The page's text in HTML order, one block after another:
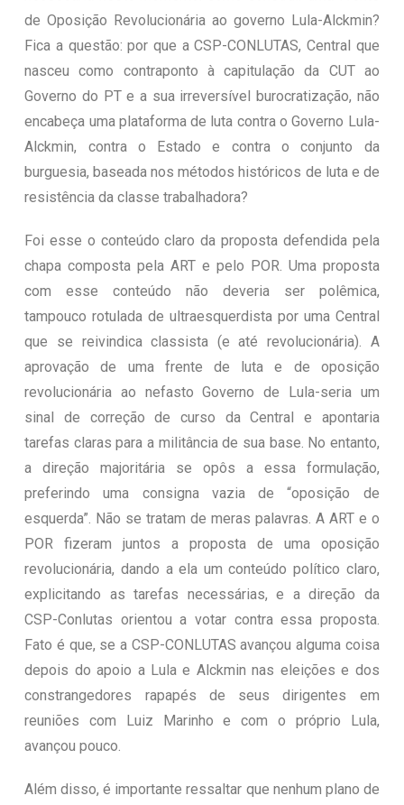
de Oposição Revolucionária ao governo Lula-Alckmin?
Fica a questão: por que a CSP-CONLUTAS, Central que
nasceu como contraponto à capitulação da CUT ao
Governo do PT e a sua irreversível burocratização, não
encabeça uma plataforma de luta contra o Governo Lula-
Alckmin, contra o Estado e contra o conjunto da
burguesia, baseada nos métodos históricos de luta e de
resistência da classe trabalhadora?
Foi esse o conteúdo claro da proposta defendida pela
chapa composta pela ART e pelo POR. Uma proposta
com esse conteúdo não deveria ser polêmica,
tampouco rotulada de ultraesquerdista por uma Central
que se reivindica classista (e até revolucionária). A
aprovação de uma frente de luta e de oposição
revolucionária ao nefasto Governo de Lula-seria um
sinal de correção de curso da Central e apontaria
tarefas claras para a militância de sua base. No entanto,
a direção majoritária se opôs a essa formulação,
preferindo uma consigna vazia de “oposição de
esquerda”. Não se tratam de meras palavras. A ART e o
POR fizeram juntos a proposta de uma oposição
revolucionária, dando a ela um conteúdo político claro,
explicitando as tarefas necessárias, e a direção da
CSP-Conlutas orientou a votar contra essa proposta.
Fato é que, se a CSP-CONLUTAS avançou alguma coisa
depois do apoio a Lula e Alckmin nas eleições e dos
constrangedores rapapés de seus dirigentes em
reuniões com Luiz Marinho e com o próprio Lula,
avançou pouco.
Além disso, é importante ressaltar que nenhum plano de